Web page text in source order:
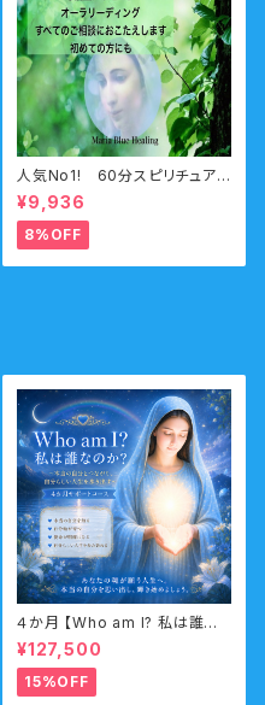
人気No1! 60分スピリチュアル
カウンセリング 前世・未来透
視・オーラ・守護霊
¥9,936
8%OFF
４か月 【Who am I? 私は誰な
のか？】サポートコース なんの
ために生まれてきたのか？人生
の目的・使命・生きがいサポート
コース （人生の目的・魂の使命）
¥127,500
15%OFF